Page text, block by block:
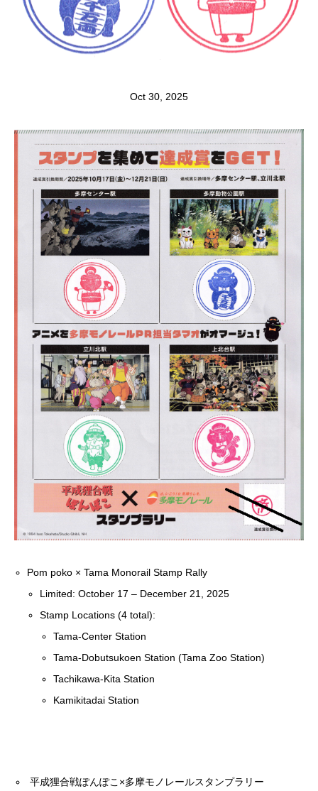
Oct 30, 2025
Pom poko × Tama Monorail Stamp Rally
Limited: October 17 – December 21, 2025
Stamp Locations (4 total):
Tama-Center Station
Tama-Dobutsukoen Station (Tama Zoo Station)
Tachikawa-Kita Station
Kamikitadai Station
平成狸合戦ぽんぽこ×多摩モノレールスタンプラリー